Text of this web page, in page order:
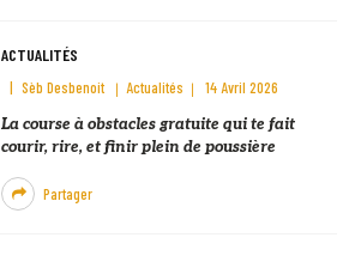
ACTUALITÉS
Sèb Desbenoit Actualités
14 Avril 2026
La course à obstacles gratuite qui te fait
courir, rire, et finir plein de poussière
Partager